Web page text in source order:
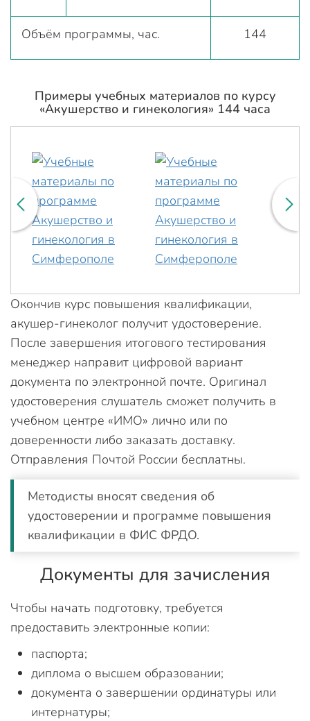
Объём программы, час. 144
Примеры учебных материалов по курсу
«Акушерство и гинекология» 144 часа
Окончив курс повышения квалификации,
акушер-гинеколог получит удостоверение.
После завершения итогового тестирования
менеджер направит цифровой вариант
документа по электронной почте. Оригинал
удостоверения слушатель сможет получить в
учебном центре «ИМО» лично или по
доверенности либо заказать доставку.
Отправления Почтой России бесплатны.
Методисты вносят сведения об
удостоверении и программе повышения
квалификации в ФИС ФРДО.
Документы для зачисления
Чтобы начать подготовку, требуется
предоставить электронные копии:
паспорта;
диплома о высшем образовании;
документа о завершении ординатуры или
интернатуры;